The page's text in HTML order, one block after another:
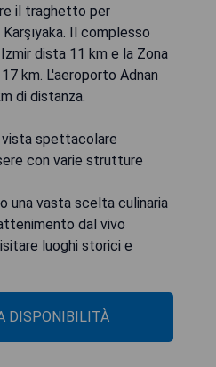
il traghetto per
Il complesso
dista 11 km e la Zona
km. L'aeroporto Adnan
di distanza.
vista spettacolare
con varie strutture
una vasta scelta culinaria
dal vivo
luoghi storici e
DISPONIBILITÀ